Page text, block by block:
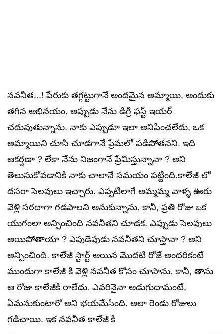
నవనీత...! పేరుకు తగ్గట్టుగానే అందమైన అమ్మాయి, అందుకు
తగిన అభినయం. అప్పుడు నేను డిగ్రీ ఫస్ట్ ఇయర్
చదువుతున్నాను. నాకు ఎప్పుడూ ఇలా అనిపించలేదు, ఒక
అమ్మాయిని చూసి చూడగానే ప్రేమలో పడిపోతనని. ఇది
ఆకర్షణా ? లేకా నేను నిజంగానే ప్రేమిస్తున్నానా ? అని
తెలుసుకోవడానికి నాకు చాలానే సమయం పట్టింది.కాలేజీ లో
దసరా సెలవులు ఇచ్చారు. ఎప్పటిలాగే అమ్మమ్మ వాళ్ళ ఊరు
వెళ్లి సరదాగా గడపాలని అనుకున్నాను. కానీ, ప్రతి రోజు ఒక
యుగంలా అన్పించింది నవనీతని చూడక. ఎప్పుడు సెలవులు
అయిపోతాయా ? ఎపుడెపుడు నవనీతని చూస్తానా ? అని
అన్పించింది. కాలేజీ స్టార్ట్ అయిన మొదటి రోజే అందరికంటే
ముందుగా కాలేజీ కి వెళ్లి నవనీత కోసం చూసాను. కానీ, తాను
ఆ రోజు కాలేజీకి రాలేదు. ఎవరినైనా అడుగుదామంటే,
ఏమనుకుంటారో అని భయమేసింది. అలా రెండు రోజులు
గడిచాయి. ఇక నవనీత కాలేజీ కి